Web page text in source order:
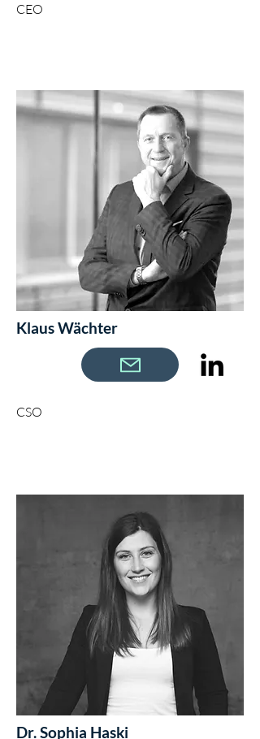
CEO
Klaus Wächter
CSO
Dr. Sophia Haski